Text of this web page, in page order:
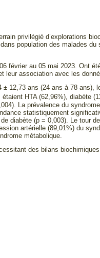
privilégié d’explorations
population des malades du
février au 05 mai 2023. Ont
association avec les
± 12,73 ans (24 ans à 78 ans),
HTA (62,96%), diabète
La prévalence du
statistiquement
diabète (p = 0,003). Le tour
artérielle (89,01%) du
métabolique.
des bilans